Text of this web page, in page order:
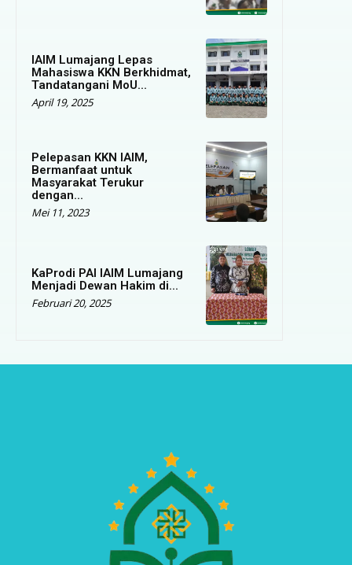
IAIM Lumajang Lepas
Mahasiswa KKN Berkhidmat,
Tandatangani MoU...
April 19, 2025
Pelepasan KKN IAIM,
Bermanfaat untuk
Masyarakat Terukur
dengan...
Mei 11, 2023
KaProdi PAI IAIM Lumajang
Menjadi Dewan Hakim di...
Februari 20, 2025